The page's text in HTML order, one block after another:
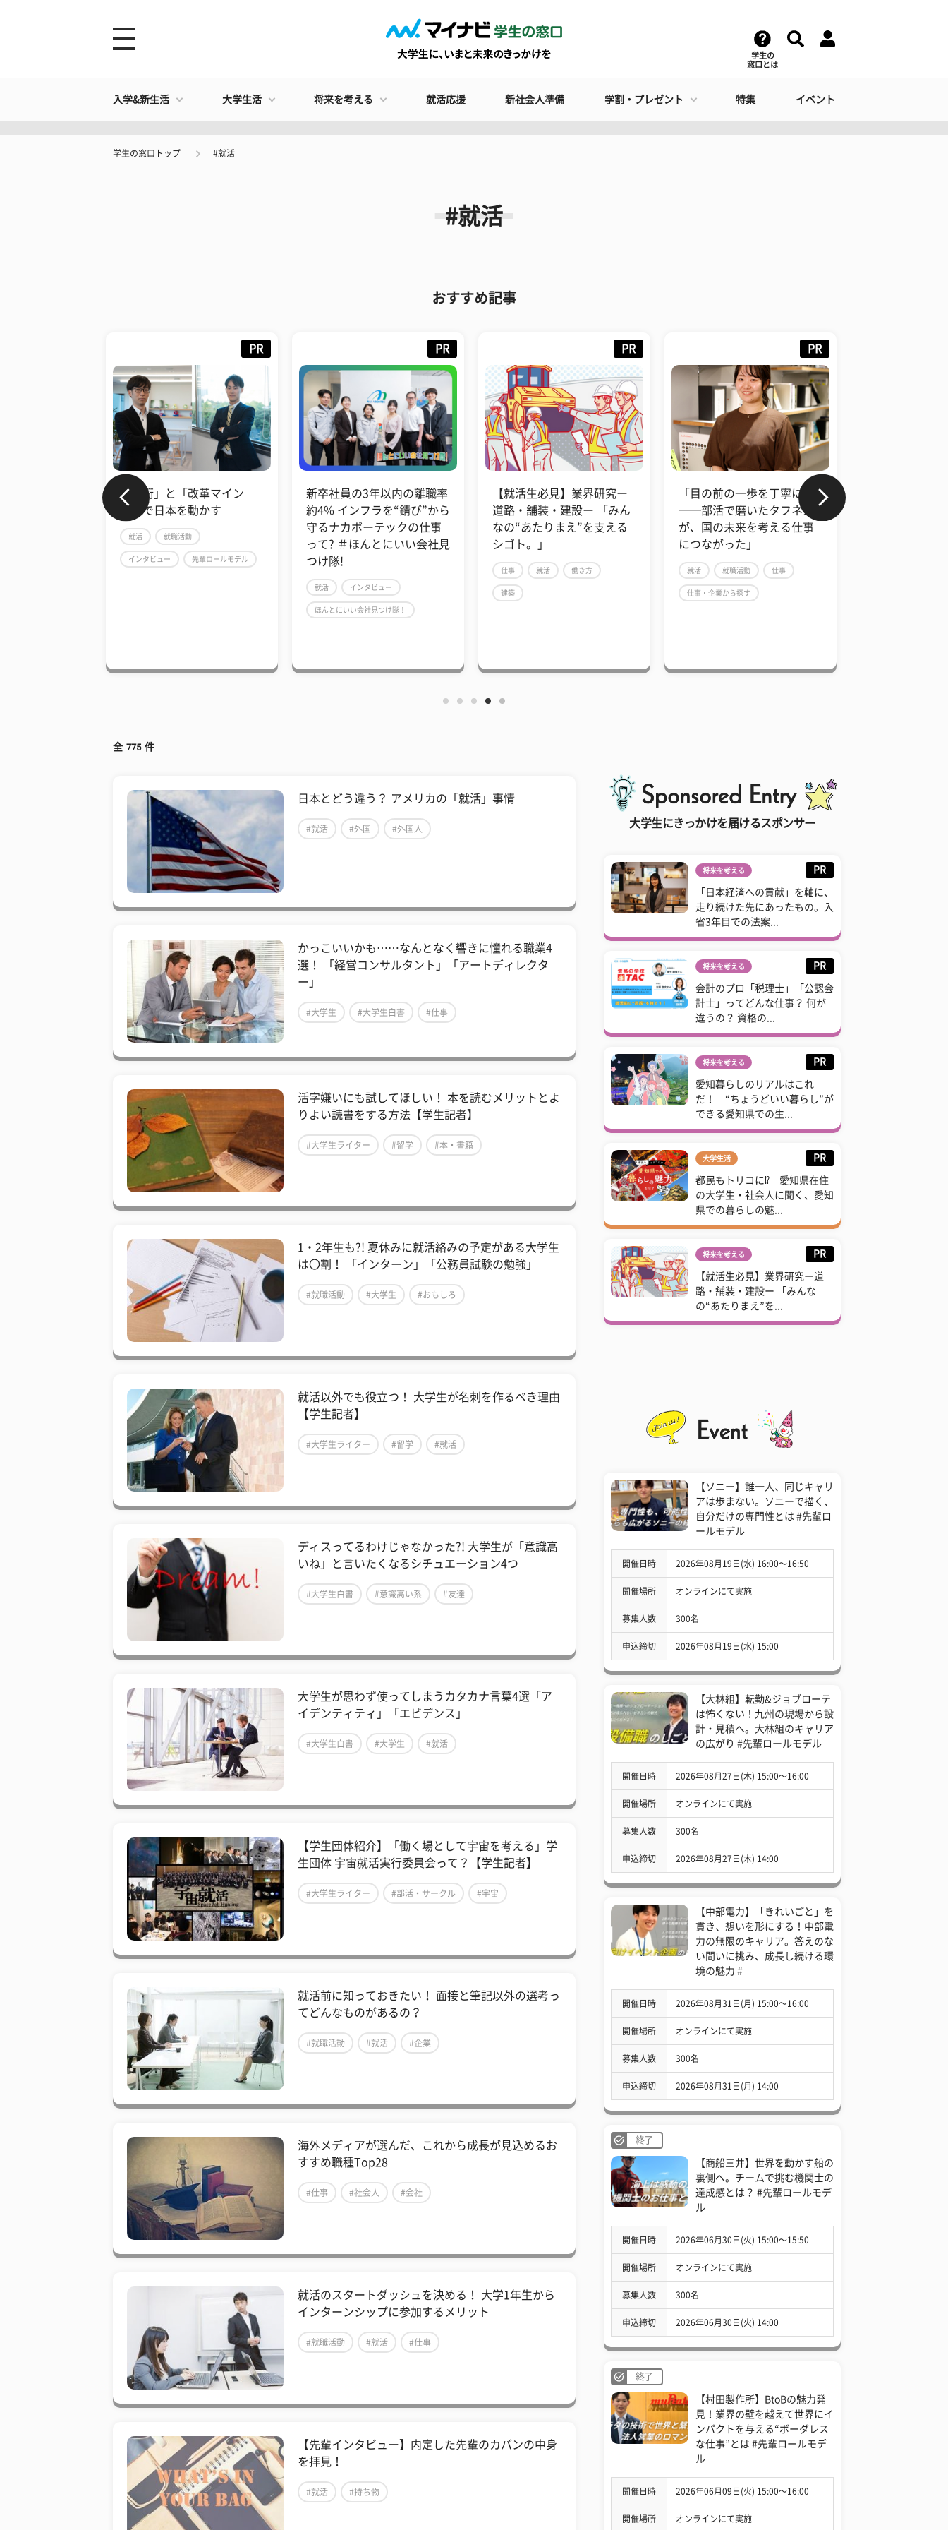
学生の
窓口とは
入学&新生活 大学生活 将来を考える 就活応援 新社会人準備 学割・プレゼント 特集 イベント
学生の窓口トップ #就活
#就活
おすすめ記事
PR
新卒社員の3年以内の離職率
約4% インフラを“錆び”から
守るナカボーテックの仕事
って? ＃ほんとにいい会社見
つけ隊!
PR
【就活生必見】業界研究ー
道路・舗装・建設ー 「みん
なの“あたりまえ”を支える
シゴト。」
建築
PR
「目の前の一歩を丁寧に
──部活で磨いたタフネス
が、国の未来を考える仕事
につながった」
就活 就職活動 仕事
仕事・企業から探す
PR
見えない現場に光を当て、
日本社会を支える - 経済産
業省・水口さんが語る政策
づくりのリアルとやりがい
就活 就職活動
仕事・企業から探す
全 775 件
日本とどう違う？ アメリカの「就活」事情
#就活 #外国 #外国人
かっこいいかも……なんとなく響きに憧れる職業4
選！ 「経営コンサルタント」「アートディレクタ
ー」
#大学生 #大学生白書 #仕事
​活字嫌いにも試してほしい！ 本を読むメリットとよ
りよい読書をする方法【学生記者】
#大学生ライター #留学 #本・書籍
​1・2年生も?! 夏休みに就活絡みの予定がある大学生
は〇割！ 「インターン」「公務員試験の勉強」
#就職活動 #大学生 #おもしろ
就活以外でも役立つ！ 大学生が名刺を作るべき理由
【学生記者】
#大学生ライター #留学 #就活
ディスってるわけじゃなかった?! 大学生が「意識高
いね」と言いたくなるシチュエーション4つ
#大学生白書 #意識高い系 #友達
大学生が思わず使ってしまうカタカナ言葉4選「ア
イデンティティ」「エビデンス」
#大学生白書 #大学生 #就活
【学生団体紹介】「働く場として宇宙を考える」学
生団体 宇宙就活実行委員会って？【学生記者】
#大学生ライター #部活・サークル #宇宙
就活前に知っておきたい！ 面接と筆記以外の選考っ
てどんなものがあるの？
#就職活動 #就活 #企業
海外メディアが選んだ、これから成長が見込めるお
すすめ職種Top28
#仕事 #社会人 #会社
就活のスタートダッシュを決める！ 大学1年生から
インターンシップに参加するメリット
#就職活動 #就活 #仕事
【先輩インタビュー】内定した先輩のカバンの中身
を拝見！
#就活 #持ち物
大学生にきっかけを届けるスポンサー
将来を考える PR
「日本経済への貢献」を軸に、
走り続けた先にあったもの。入
省3年目での法案...
将来を考える PR
会計のプロ「税理士」「公認会
計士」ってどんな仕事？ 何が
違うの？ 資格の...
将来を考える PR
愛知暮らしのリアルはこれ
だ！ “ちょうどいい暮らし”が
できる愛知県での生...
大学生活 PR
都民もトリコに⁉ 愛知県在住
の大学生・社会人に聞く、愛知
県での暮らしの魅...
将来を考える PR
【就活生必見】業界研究ー道
路・舗装・建設ー 「みんな
の“あたりまえ”を...
【ソニー】誰一人、同じキャリ
アは歩まない。ソニーで描く、
自分だけの専門性とは #先輩ロ
ールモデル
開催日時 2026年08月19日(水) 16:00〜16:50
開催場所 オンラインにて実施
募集人数 300名
申込締切 2026年08月19日(水) 15:00
【大林組】転勤&ジョブローテ
は怖くない！九州の現場から設
計・見積へ。大林組のキャリア
の広がり #先輩ロールモデル
開催日時 2026年08月27日(木) 15:00〜16:00
開催場所 オンラインにて実施
募集人数 300名
申込締切 2026年08月27日(木) 14:00
【中部電力】「きれいごと」を
貫き、想いを形にする！中部電
力の無限のキャリア。答えのな
い問いに挑み、成長し続ける環
境の魅力 #
開催日時 2026年08月31日(月) 15:00〜16:00
開催場所 オンラインにて実施
募集人数 300名
申込締切 2026年08月31日(月) 14:00
終了
【商船三井】世界を動かす船の
裏側へ。チームで挑む機関士の
達成感とは？ #先輩ロールモデ
ル
開催日時 2026年06月30日(火) 15:00〜15:50
開催場所 オンラインにて実施
募集人数 300名
申込締切 2026年06月30日(火) 14:00
終了
【村田製作所】BtoBの魅力発
見！業界の壁を越えて世界にイ
ンパクトを与える“ボーダレス
な仕事”とは #先輩ロールモデ
ル
開催日時 2026年06月09日(火) 15:00〜16:00
開催場所 オンラインにて実施